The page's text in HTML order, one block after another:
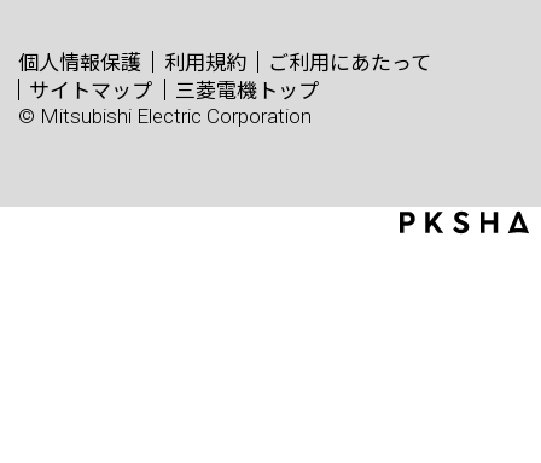
個人情報保護 利用規約
ご利用にあたって
サイトマップ
三菱電機トップ
© Mitsubishi Electric Corporation